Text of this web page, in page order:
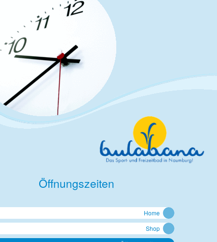
Öffnungszeiten
Home
Shop